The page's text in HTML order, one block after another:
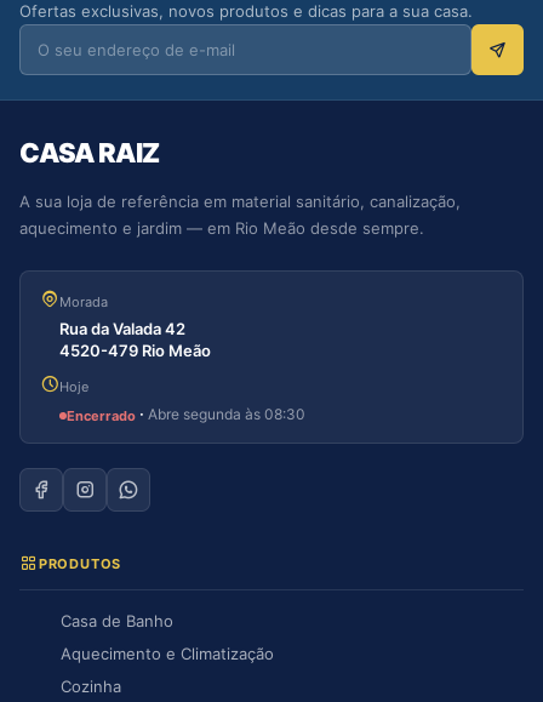
Ofertas exclusivas, novos produtos e dicas para a sua casa.
CASA RAIZ
A sua loja de referência em material sanitário, canalização,
aquecimento e jardim — em Rio Meão desde sempre.
Morada
Rua da Valada 42
4520-479 Rio Meão
Hoje
Encerrado · Abre segunda às 08:30
PRODUTOS
Casa de Banho
Aquecimento e Climatização
Cozinha